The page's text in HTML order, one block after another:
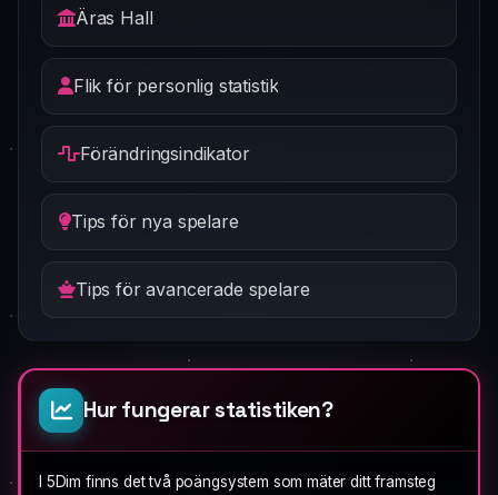
Äras Hall
Flik för personlig statistik
Förändringsindikator
Tips för nya spelare
Tips för avancerade spelare
Hur fungerar statistiken?
I 5Dim finns det två poängsystem som mäter ditt framsteg